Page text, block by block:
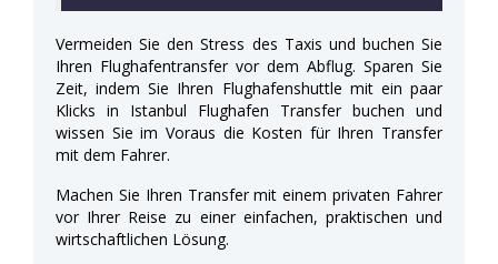
Vermeiden Sie den Stress des Taxis und buchen Sie
Ihren Flughafentransfer vor dem Abflug. Sparen Sie
Zeit, indem Sie Ihren Flughafenshuttle mit ein paar
Klicks in Istanbul Flughafen Transfer buchen und
wissen Sie im Voraus die Kosten für Ihren Transfer
mit dem Fahrer.
Machen Sie Ihren Transfer mit einem privaten Fahrer
vor Ihrer Reise zu einer einfachen, praktischen und
wirtschaftlichen Lösung.